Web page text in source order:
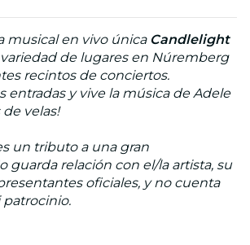
musical en vivo única Candlelight
de lugares en Núremberg
recintos de conciertos.
entradas y vive la música de Adele
velas!
un tributo a una gran
guarda relación con el/la artista, su
oficiales, y no cuenta
patrocinio.